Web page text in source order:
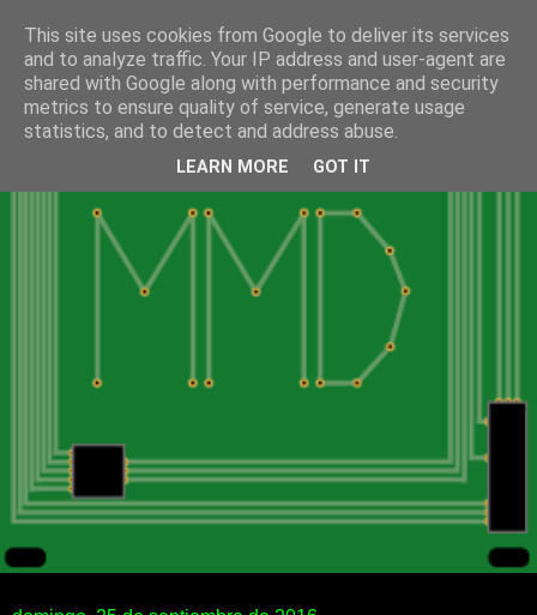
This site uses cookies from Google to deliver its services
and to analyze traffic. Your IP address and user-agent are
shared with Google along with performance and security
metrics to ensure quality of service, generate usage
statistics, and to detect and address abuse.
LEARN MORE GOT IT